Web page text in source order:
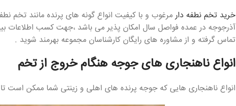
خرید تخم نطفه دارمرغوب و با کیفیت انواع گونه های پرنده مانند تخم
آذرجوجه در عمده فواصل سال امکان پذیر می باشد ،جهت کسب اطلاعات
تماس گرفته و از مشاوره های رایگان کارشناسان مجموعه بهرمند شوید .
انواع ناهنجاری های جوجه هنگام خروج از تخم
انواع ناهنجاری هایی که جوجه پرنده های اهلی و زینتی شما ممکن است تا